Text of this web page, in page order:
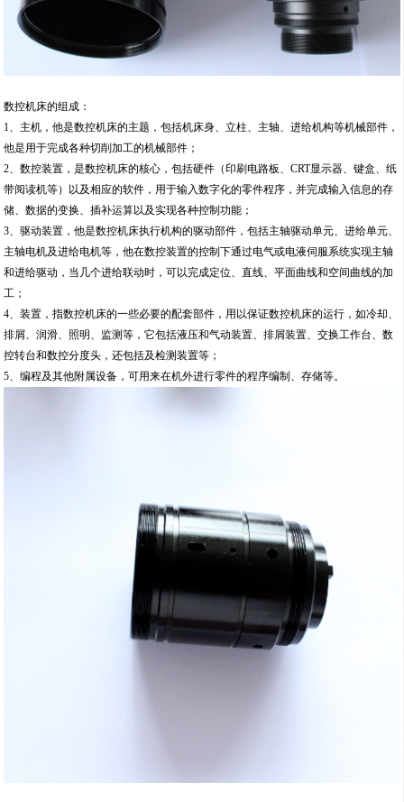
数控机床的组成：
1、主机，他是数控机床的主题，包括机床身、立柱、主轴、进给机构等机械部件，
他是用于完成各种切削加工的机械部件；
2、数控装置，是数控机床的核心，包括硬件（印刷电路板、CRT显示器、键盒、纸
带阅读机等）以及相应的软件，用于输入数字化的零件程序，并完成输入信息的存
储、数据的变换、插补运算以及实现各种控制功能；
3、驱动装置，他是数控机床执行机构的驱动部件，包括主轴驱动单元、进给单元、
主轴电机及进给电机等，他在数控装置的控制下通过电气或电液伺服系统实现主轴
和进给驱动，当几个进给联动时，可以完成定位、直线、平面曲线和空间曲线的加
工；
4、装置，指数控机床的一些必要的配套部件，用以保证数控机床的运行，如冷却、
排屑、润滑、照明、监测等，它包括液压和气动装置、排屑装置、交换工作台、数
控转台和数控分度头，还包括及检测装置等；
5、编程及其他附属设备，可用来在机外进行零件的程序编制、存储等。